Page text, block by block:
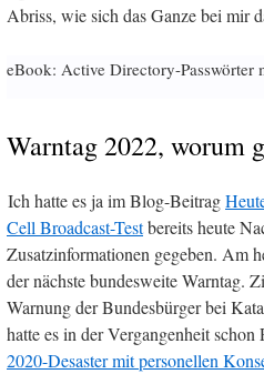
Abriss, wie sich das Ganze bei mir
eBook: Active Directory-Passwörter
Warntag 2022, worum
Ich hatte es ja im Blog-Beitrag
Cell Broadcast-Testbereits heute
Zusatzinformationen gegeben. Am
der nächste bundesweite Warntag.
Warnung der Bundesbürger bei
hatte es in der Vergangenheit schon
2020-Desaster mit personellen